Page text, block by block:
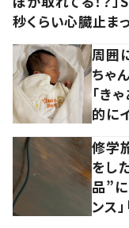
秒くらい心臓止ま
周囲
ちゃ
「き
的に
修学
をし
品”
ンス